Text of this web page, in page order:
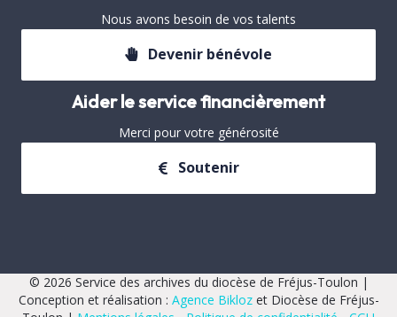
Nous avons besoin de vos talents
Devenir bénévole
Aider le service financièrement
Merci pour votre générosité
Soutenir
© 2026 Service des archives du diocèse de Fréjus-Toulon |
Conception et réalisation : Agence Biklozet Diocèse de Fréjus-